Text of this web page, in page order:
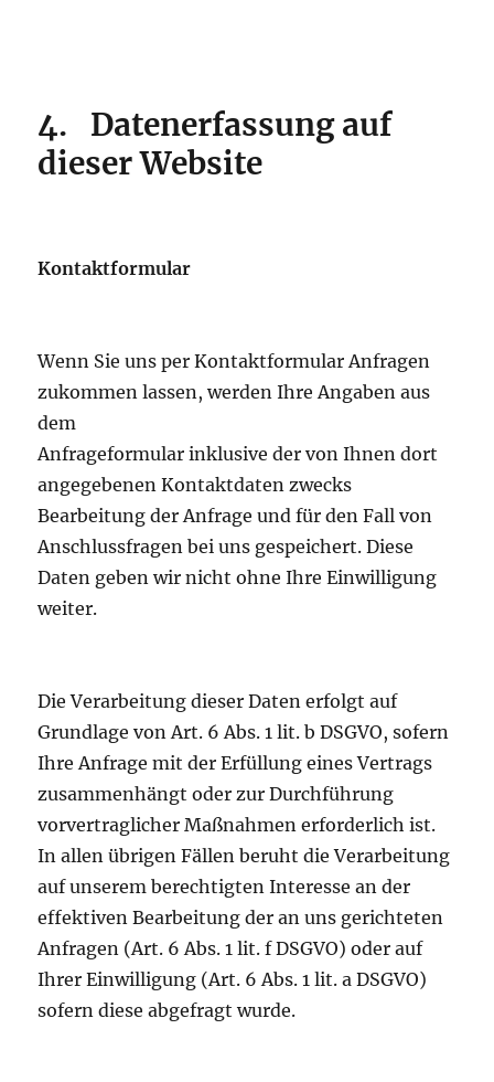
4. Datenerfassung auf
dieser Website
Kontaktformular
Wenn Sie uns per Kontaktformular Anfragen
zukommen lassen, werden Ihre Angaben aus
dem
Anfrageformular inklusive der von Ihnen dort
angegebenen Kontaktdaten zwecks
Bearbeitung der Anfrage und für den Fall von
Anschlussfragen bei uns gespeichert. Diese
Daten geben wir nicht ohne Ihre Einwilligung
weiter.
Die Verarbeitung dieser Daten erfolgt auf
Grundlage von Art. 6 Abs. 1 lit. b DSGVO, sofern
Ihre Anfrage mit der Erfüllung eines Vertrags
zusammenhängt oder zur Durchführung
vorvertraglicher Maßnahmen erforderlich ist.
In allen übrigen Fällen beruht die Verarbeitung
auf unserem berechtigten Interesse an der
effektiven Bearbeitung der an uns gerichteten
Anfragen (Art. 6 Abs. 1 lit. f DSGVO) oder auf
Ihrer Einwilligung (Art. 6 Abs. 1 lit. a DSGVO)
sofern diese abgefragt wurde.